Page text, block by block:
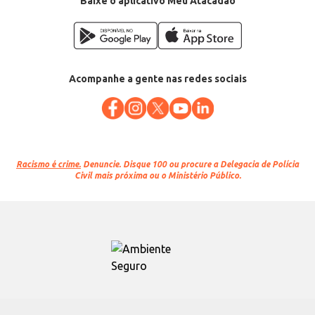
Acompanhe a gente nas redes sociais
Racismo é crime. Denuncie. Disque 100 ou procure a Delegacia de Polícia
Civil mais próxima ou o Ministério Público.